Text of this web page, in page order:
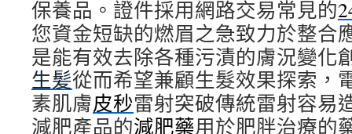
保養品。證件採用網路交易常見的
您資金短缺的燃眉之急致力於整合
是能有效去除各種污漬的膚況變化
生髪從而希望兼顧生髮效果探索，
素肌膚皮秒雷射突破傳統雷射容易
減肥產品的減肥藥用於肥胖治療的